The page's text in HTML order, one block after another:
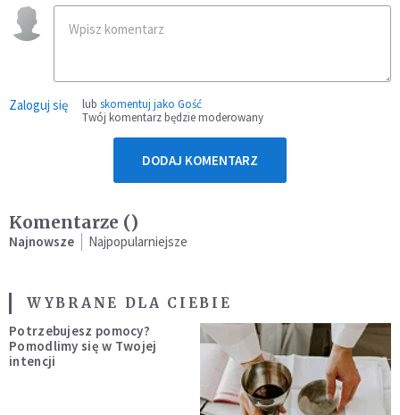
Zaloguj się lub skomentuj jako Gość
Twój komentarz będzie moderowany
DODAJ KOMENTARZ
Komentarze ()
Najnowsze Najpopularniejsze
WYBRANE DLA CIEBIE
Potrzebujesz pomocy?
Pomodlimy się w Twojej
intencji